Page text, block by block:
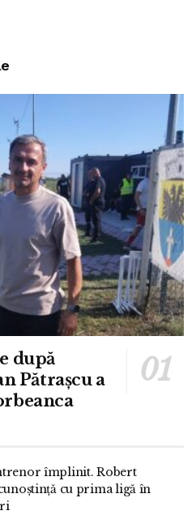
după
Pătrașcu a
împlinit. Robert
cu prima ligă în